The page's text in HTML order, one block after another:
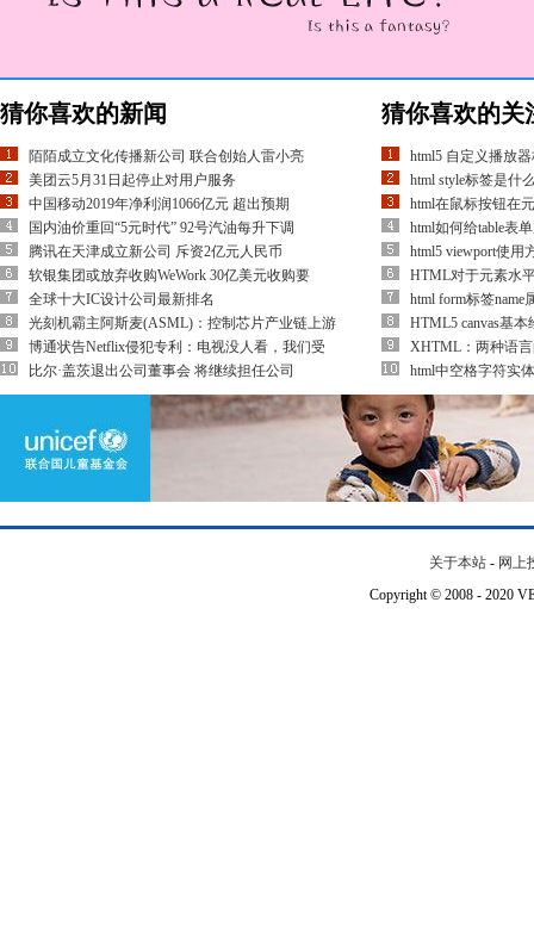
猜你喜欢的新闻
陌陌成立文化传播新公司 联合创始人雷小亮
美团云5月31日起停止对用户服务
中国移动2019年净利润1066亿元 超出预期
国内油价重回“5元时代” 92号汽油每升下调
腾讯在天津成立新公司 斥资2亿元人民币
软银集团或放弃收购WeWork 30亿美元收购要
全球十大IC设计公司最新排名
光刻机霸主阿斯麦(ASML)：控制芯片产业链上游
博通状告Netflix侵犯专利：电视没人看，我们受
比尔·盖茨退出公司董事会 将继续担任公司
猜你喜欢的关
html5 自定义播放
html style标签是什
html在鼠标按钮在
html如何给table表
html5 viewport使用
HTML对于元素水
html form标签name
HTML5 canvas基
XHTML：两种语
html中空格字符实
关于本站 - 网上
Copyright © 2008 - 2020